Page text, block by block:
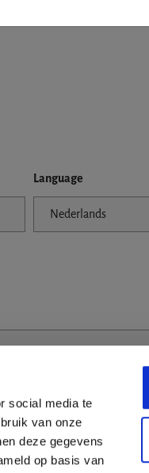
social media te
van onze
deze gegevens
op basis van
don't find your company in
Language